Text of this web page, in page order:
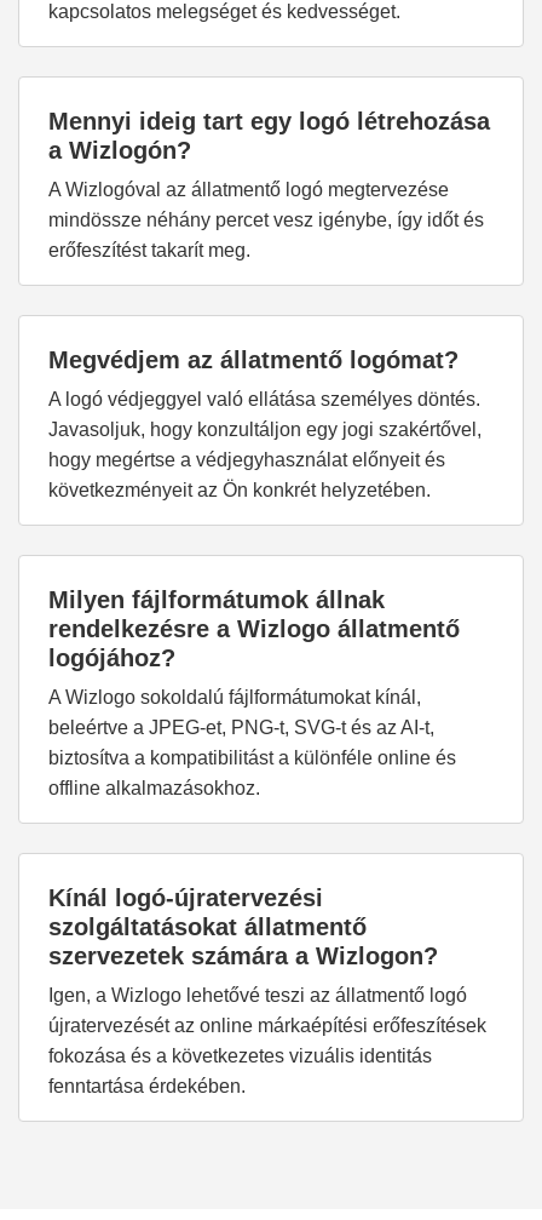
kapcsolatos melegséget és kedvességet.
Mennyi ideig tart egy logó létrehozása
a Wizlogón?
A Wizlogóval az állatmentő logó megtervezése
mindössze néhány percet vesz igénybe, így időt és
erőfeszítést takarít meg.
Megvédjem az állatmentő logómat?
A logó védjeggyel való ellátása személyes döntés.
Javasoljuk, hogy konzultáljon egy jogi szakértővel,
hogy megértse a védjegyhasználat előnyeit és
következményeit az Ön konkrét helyzetében.
Milyen fájlformátumok állnak
rendelkezésre a Wizlogo állatmentő
logójához?
A Wizlogo sokoldalú fájlformátumokat kínál,
beleértve a JPEG-et, PNG-t, SVG-t és az AI-t,
biztosítva a kompatibilitást a különféle online és
offline alkalmazásokhoz.
Kínál logó-újratervezési
szolgáltatásokat állatmentő
szervezetek számára a Wizlogon?
Igen, a Wizlogo lehetővé teszi az állatmentő logó
újratervezését az online márkaépítési erőfeszítések
fokozása és a következetes vizuális identitás
fenntartása érdekében.